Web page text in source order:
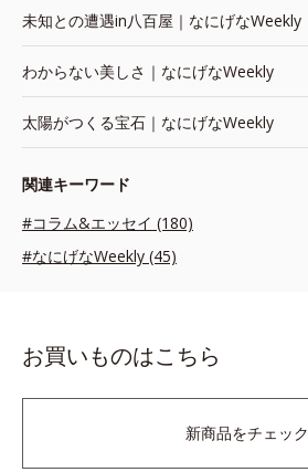
未知との遭遇in八百屋｜なにげなWeekly
わからない美しさ｜なにげなWeekly
太陽がつくる宝石｜なにげなWeekly
関連キーワード
#コラム&エッセイ (180)
#なにげなWeekly (45)
お買いものはこちら
新商品をチェック